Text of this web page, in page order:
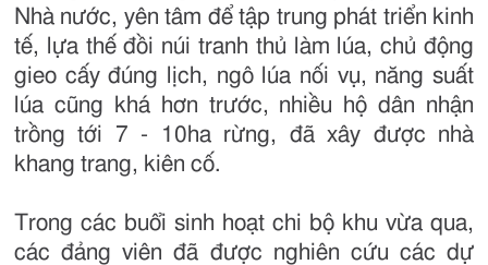
Nhà nước, yên tâm để tập trung phát triển kinh
tế, lựa thế đồi núi tranh thủ làm lúa, chủ động
gieo cấy đúng lịch, ngô lúa nối vụ, năng suất
lúa cũng khá hơn trước, nhiều hộ dân nhận
trồng tới 7 - 10ha rừng, đã xây được nhà
khang trang, kiên cố.
Trong các buổi sinh hoạt chi bộ khu vừa qua,
các đảng viên đã được nghiên cứu các dự